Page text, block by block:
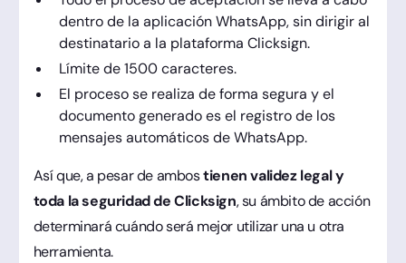
dentro de la aplicación WhatsApp, sin dirigir al
destinatario a la plataforma Clicksign.
Límite de 1500 caracteres.
El proceso se realiza de forma segura y el
documento generado es el registro de los
mensajes automáticos de WhatsApp.
Así que, a pesar de ambostienen validez legal y
toda la seguridad de Clicksign, su ámbito de acción
determinará cuándo será mejor utilizar una u otra
herramienta.